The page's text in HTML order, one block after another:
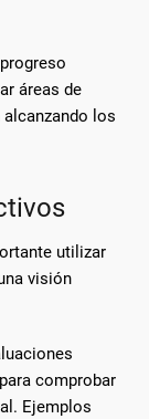
áreas de
los
utilizar
visión
comprobar
Ejemplos